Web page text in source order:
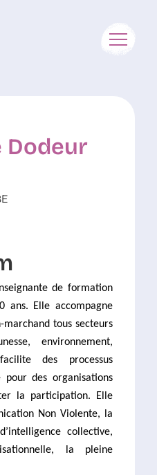
Dodeur
de formation
ans. Elle accompagne
marchand tous secteurs
environnement,
des processus
pour des organisations
la participation. Elle
Non Violente, la
collective,
la pleine